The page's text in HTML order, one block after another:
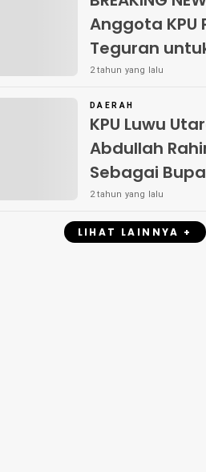
Anggota KPU
Teguran
2 tahun yang lalu
DAERAH
KPU Luwu
Abdullah
Sebagai
Luwu Utara
2 tahun yang lalu
LIHAT LAINNYA +